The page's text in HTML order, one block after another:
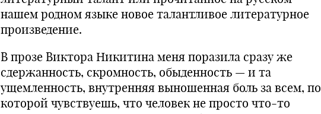
нашем родном языке новое талантливое литературное
произведение.
В прозе Виктора Никитина меня поразила сразу же
сдержанность, скромность, обыденность — и та
ущемленность, внутренняя выношенная боль за всем, по
которой чувствуешь, что человек не просто что-то